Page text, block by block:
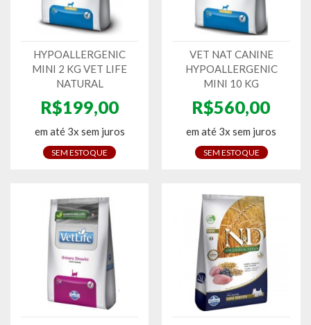
HYPOALLERGENIC
MINI 2 KG VET LIFE
NATURAL
R$199,00
em até 3x sem juros
SEM ESTOQUE
VET NAT CANINE
HYPOALLERGENIC
MINI 10 KG
R$560,00
em até 3x sem juros
SEM ESTOQUE